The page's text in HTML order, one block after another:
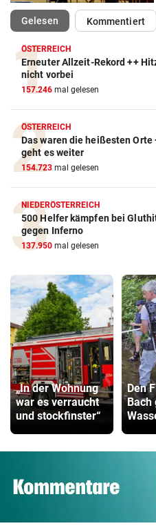
Gelesen(ausgewählt)Kommentiert
ÖSTERREICH
Erneuter Allzeit-Rekord ++
nicht vorbei
157.246 mal gelesen
ÖSTERREICH
Das waren die heißesten Orte
geht es weiter
154.723 mal gelesen
NIEDERÖSTERREICH
500 Helfer kämpfen bei
gegen Inferno
137.950 mal gelesen
„In der Wohnung
war es verraucht
und stockfinster“
Den
Bach